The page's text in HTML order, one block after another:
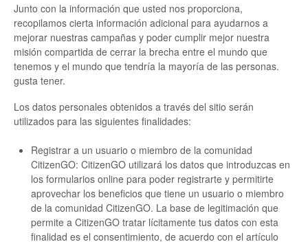
Junto con la información que usted nos proporciona,
recopilamos cierta información adicional para ayudarnos a
mejorar nuestras campañas y poder cumplir mejor nuestra
misión compartida de cerrar la brecha entre el mundo que
tenemos y el mundo que tendría la mayoría de las personas.
gusta tener.
Los datos personales obtenidos a través del sitio serán
utilizados para las siguientes finalidades:
Registrar a un usuario o miembro de la comunidad
CitizenGO: CitizenGO utilizará los datos que introduzcas en
los formularios online para poder registrarte y permitirte
aprovechar los beneficios que tiene un usuario o miembro
de la comunidad CitizenGO. La base de legitimación que
permite a CitizenGO tratar lícitamente tus datos con esta
finalidad es el consentimiento, de acuerdo con el artículo